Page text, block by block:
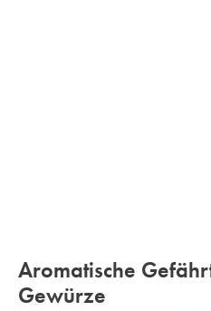
Aromatische
Gewürze